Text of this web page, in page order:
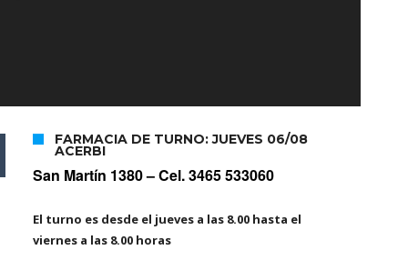
FARMACIA DE TURNO: JUEVES 06/08
ACERBI
San Martín 1380 –Cel. 3465 533060
El turno es desde el jueves a las 8.00 hasta el
viernes a las 8.00 horas